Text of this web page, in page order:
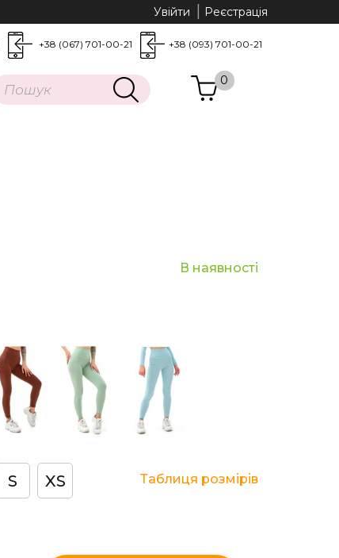
Увійти Реєстрація
+38 (067) 701-00-21 +38 (093) 701-00-21
0
В наявності
S XS Таблиця розмірів